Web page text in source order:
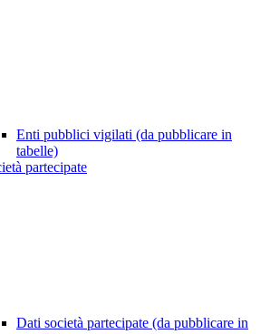
Enti pubblici vigilati (da pubblicare in
tabelle)
partecipate
Dati società partecipate (da pubblicare in